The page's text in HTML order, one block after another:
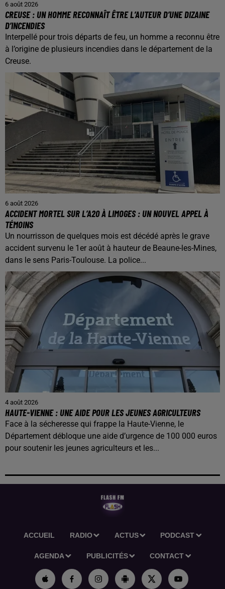
6 août 2026
CREUSE : UN HOMME RECONNAÎT ÊTRE L’AUTEUR D’UNE DIZAINE
D’INCENDIES
Interpellé pour trois départs de feu, un homme a reconnu être
à l’origine de plusieurs incendies dans le département de la
Creuse.
6 août 2026
ACCIDENT MORTEL SUR L’A20 À LIMOGES : UN NOUVEL APPEL À
TÉMOINS
Un nourrisson de quelques mois est décédé après le grave
accident survenu le 1er août à hauteur de Beaune-les-Mines,
dans le sens Paris-Toulouse. La police...
4 août 2026
HAUTE-VIENNE : UNE AIDE POUR LES JEUNES AGRICULTEURS
Face à la sécheresse qui frappe la Haute-Vienne, le
Département débloque une aide d’urgence de 100 000 euros
pour soutenir les jeunes agriculteurs et les...
ACCUEIL RADIO ACTUS PODCAST
AGENDA PUBLICITÉS CONTACT